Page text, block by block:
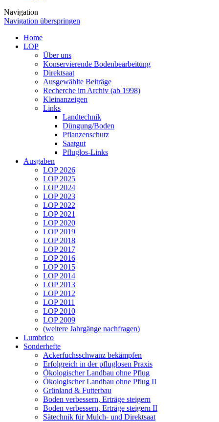
Navigation
Navigation überspringen
Home
LOP
Über uns
Konservierende Bodenbearbeitung
Direktsaat
Ausgewählte Beiträge
Recherche im Archiv (ab 1998)
Kleinanzeigen
Links
Landtechnik
Düngung/Boden
Pflanzenschutz
Saatgut
Pfluglos-Links
Ausgaben
LOP 2026
LOP 2025
LOP 2024
LOP 2023
LOP 2022
LOP 2021
LOP 2020
LOP 2019
LOP 2018
LOP 2017
LOP 2016
LOP 2015
LOP 2014
LOP 2013
LOP 2012
LOP 2011
LOP 2010
LOP 2009
(weitere Jahrgänge nachfragen)
Lumbrico
Sonderhefte
Ackerfuchsschwanz bekämpfen
Erfolgreich in der pfluglosen Praxis
Ökologischer Landbau ohne Pflug
Ökologischer Landbau ohne Pflug II
Grünland & Futterbau
Boden verbessern, Erträge steigern
Boden verbessern, Erträge steigern II
Sätechnik für Mulch- und Direktsaat